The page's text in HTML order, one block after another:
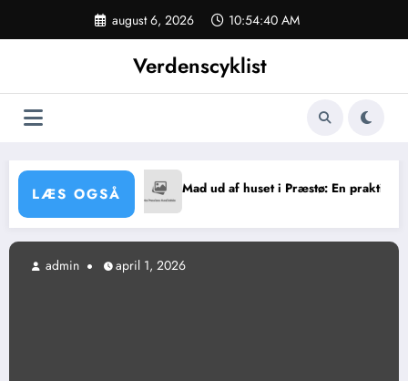
indhold
august 6, 2026 10:54:40 AM
Verdenscyklist
LÆS OGSÅ Mad ud af huset i Præstø: En praktisk løsning
admin april 1, 2026